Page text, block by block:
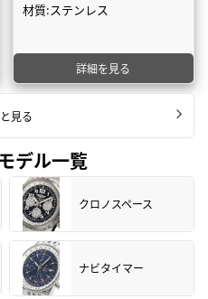
材質:ステンレス
詳細を見る
見る
デル一覧
クロノスペース
ナビタイマー